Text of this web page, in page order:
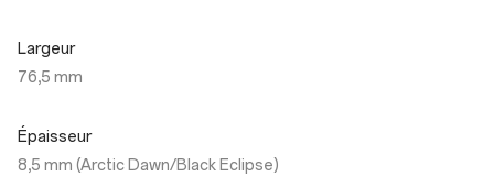
Largeur
76,5 mm
Épaisseur
8,5 mm (Arctic Dawn/Black Eclipse)